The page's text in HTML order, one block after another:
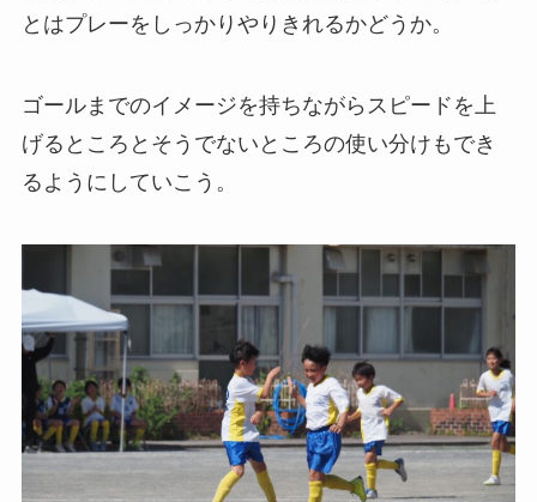
とはプレーをしっかりやりきれるかどうか。
ゴールまでのイメージを持ちながらスピードを上
げるところとそうでないところの使い分けもでき
るようにしていこう。